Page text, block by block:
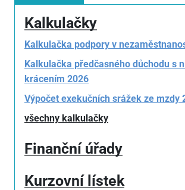
Kalkulačky
Kalkulačka podpory v
Kalkulačka předčasného důchodu s
krácením 2026
Výpočet exekučních srážek ze mzdy
všechny kalkulačky
Finanční úřady
Kurzovní lístek